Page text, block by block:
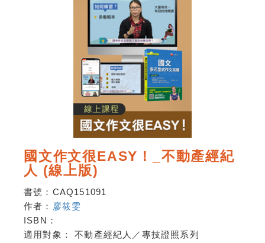
國文作文很EASY！_不動產經紀
人 (線上版)
書號： CAQ151091
作者： 廖筱雯
ISBN：
適用對象：不動產經紀人／專技證照系列